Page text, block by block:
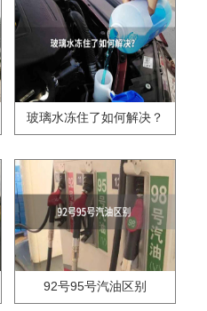
玻璃水冻住了如何解决？
92号95号汽油区别